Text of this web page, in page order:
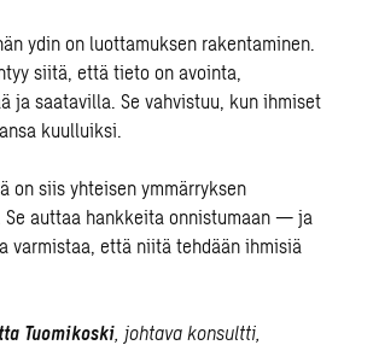
ydin on luottamuksen rakentaminen.
siitä, että tieto on avointa,
ja saatavilla. Se vahvistuu, kun ihmiset
kuulluiksi.
on siis yhteisen ymmärryksen
Se auttaa hankkeita onnistumaan — ja
varmistaa, että niitä tehdään ihmisiä
Tuomikoski, johtava konsultti,